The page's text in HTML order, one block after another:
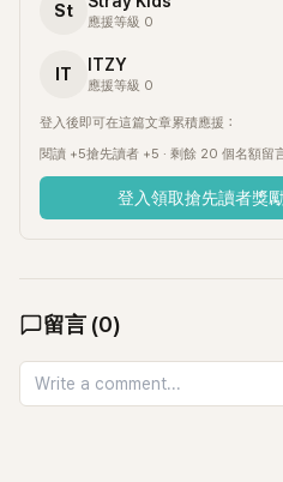
St
應援等級 0
IT ITZY
應援等級 0
登入後即可在這篇文章累積應援：
閱讀 +5搶先讀者 +5 · 剩餘 20 個名額留
登入領取搶先讀者獎
留言 (0)